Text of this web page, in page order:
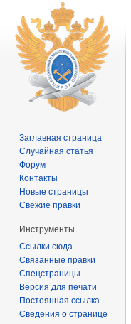
Заглавная страница
Случайная статья
Форум
Контакты
Новые страницы
Свежие правки
Инструменты
Ссылки сюда
Связанные правки
Спецстраницы
Версия для печати
Постоянная ссылка
Сведения о странице